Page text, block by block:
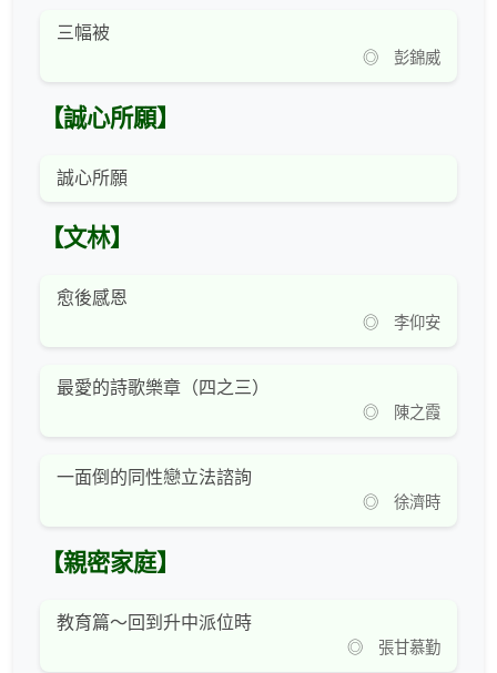
三幅被
◎ 彭錦威
【誠心所願】
誠心所願
【文林】
愈後感恩
◎ 李仰安
最愛的詩歌樂章（四之三）
◎ 陳之霞
一面倒的同性戀立法諮詢
◎ 徐濟時
【親密家庭】
教育篇～回到升中派位時
◎ 張甘慕勤